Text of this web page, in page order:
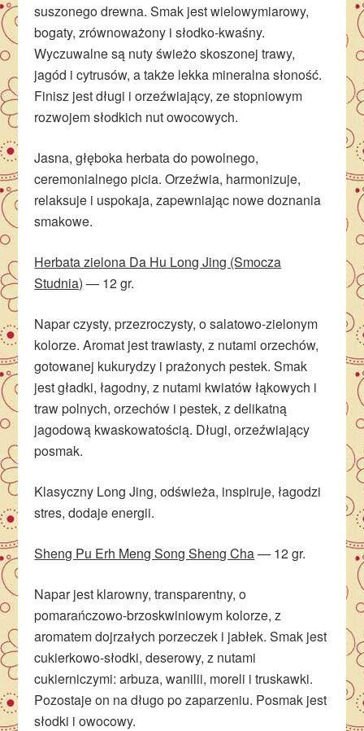
suszonego drewna. Smak jest wielowymiarowy,
bogaty, zrównoważony i słodko-kwaśny.
Wyczuwalne są nuty świeżo skoszonej trawy,
jagód i cytrusów, a także lekka mineralna słoność.
Finisz jest długi i orzeźwiający, ze stopniowym
rozwojem słodkich nut owocowych.
Jasna, głęboka herbata do powolnego,
ceremonialnego picia. Orzeźwia, harmonizuje,
relaksuje i uspokaja, zapewniając nowe doznania
smakowe.
Herbata zielona Da Hu Long Jing (Smocza
Studnia) — 12 gr.
Napar czysty, przezroczysty, o salatowo-zielonym
kolorze. Aromat jest trawiasty, z nutami orzechów,
gotowanej kukurydzy i prażonych pestek. Smak
jest gładki, łagodny, z nutami kwiatów łąkowych i
traw polnych, orzechów i pestek, z delikatną
jagodową kwaskowatością. Długi, orzeźwiający
posmak.
Klasyczny Long Jing, odświeża, inspiruje, łagodzi
stres, dodaje energii.
Sheng Pu Erh Meng Song Sheng Cha— 12 gr.
Napar jest klarowny, transparentny, o
pomarańczowo-brzoskwiniowym kolorze, z
aromatem dojrzałych porzeczek i jabłek. Smak jest
cukierkowo-słodki, deserowy, z nutami
cukierniczymi: arbuza, wanilii, moreli i truskawki.
Pozostaje on na długo po zaparzeniu. Posmak jest
słodki i owocowy.